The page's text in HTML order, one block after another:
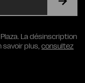
La désinscription
savoir plus,consultez